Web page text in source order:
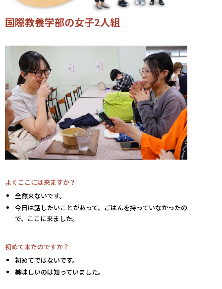
国際教養学部の女子2人組
よくここには来ますか？
全然来ないです。
今日は話したいことがあって、ごはんを持っていなかったの
で、ここに来ました。
初めて来たのですか？
初めてではないです。
美味しいのは知っていました。